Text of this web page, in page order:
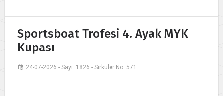
Sportsboat Trofesi 4. Ayak MYK
Kupası
24-07-2026 - Sayı: 1826 - Sirküler No: 571